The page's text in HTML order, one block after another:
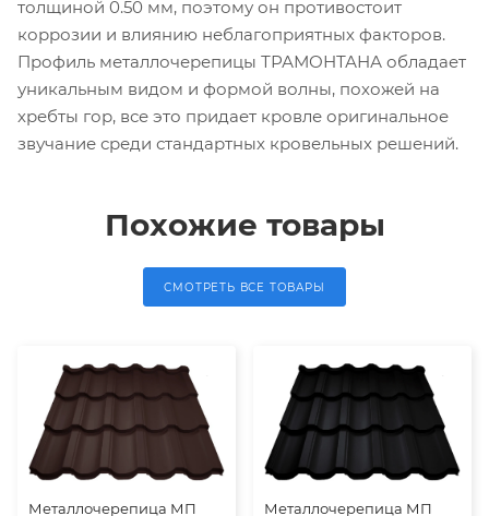
толщиной 0.50 мм, поэтому он противостоит
коррозии и влиянию неблагоприятных факторов.
Профиль металлочерепицы ТРАМОНТАНА обладает
уникальным видом и формой волны, похожей на
хребты гор, все это придает кровле оригинальное
звучание среди стандартных кровельных решений.
Похожие товары
СМОТРЕТЬ ВСЕ ТОВАРЫ
Металлочерепица МП
Металлочерепица МП